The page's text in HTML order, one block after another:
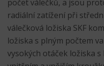
počet válečků, a jsou
radiální zatížení při
válečková ložiska SKF
ložiska s plným počtem
vysokých otáček ložiska